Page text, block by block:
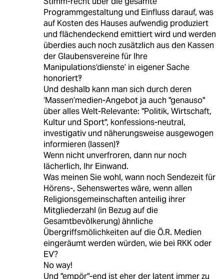
Programmgestaltung und Einfluss darauf, was
auf Kosten des Hauses aufwendig produziert
und flächendeckend emittiert wird und werden
überdies auch noch zusätzlich aus den Kassen
der Glaubensvereine für Ihre
Manipulations‘dienste’ in eigener Sache
honoriert‽
Und deshalb kann man sich durch deren
‘Massen’medien-Angebot ja auch "genauso"
über alles Welt-Relevante: "Politik, Wirtschaft,
Kultur und Sport", konfessions-neutral,
investigativ und näherungsweise ausgewogen
informieren (lassen)‽
Wenn nicht unverfroren, dann nur noch
lächerlich, Ihr Einwand.
Was meinen Sie wohl, wann noch Sendezeit für
Hörens-, Sehenswertes wäre, wenn allen
Religionsgemeinschaften anteilig ihrer
Mitgliederzahl (in Bezug auf die
Gesamtbevölkerung) ähnliche
Übergriffsmölichkeiten auf die Ö.R. Medien
eingeräumt werden würden, wie bei RKK oder
EV?
No way!
Und "empör"-end ist eher der latent immer zu